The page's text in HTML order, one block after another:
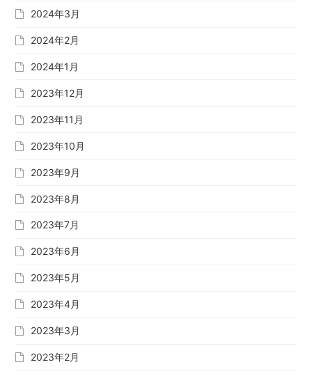
2024年3月
2024年2月
2024年1月
2023年12月
2023年11月
2023年10月
2023年9月
2023年8月
2023年7月
2023年6月
2023年5月
2023年4月
2023年3月
2023年2月